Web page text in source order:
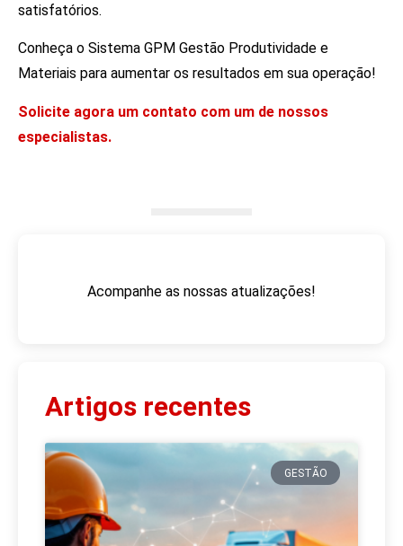
satisfatórios.
Conheça o Sistema GPM Gestão Produtividade e
Materiais para aumentar os resultados em sua operação!
Solicite agora um contato com um de nossos
especialistas.
Acompanhe as nossas atualizações!
Artigos recentes
GESTÃO